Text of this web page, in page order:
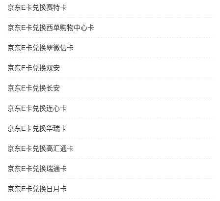
京东E卡兑换赛特卡
京东E卡兑换西单购物中心卡
京东E卡兑换翠微信卡
京东E卡兑换双安
京东E卡兑换长安
京东E卡兑换连心卡
京东E卡兑换华瑞卡
京东E卡兑换高汇通卡
京东E卡兑换瑞通卡
京东E卡兑换日月卡